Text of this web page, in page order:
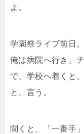
よ。
学園祭ライブ前日。
俺は病院へ行き、
で、学校へ着くと
と、言う。
聞くと、「一番手